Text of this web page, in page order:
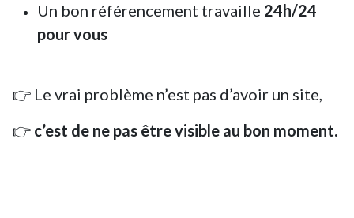
Un bon référencement travaille 24h/24
pour vous
👉 Le vrai problème n’est pas d’avoir un site,
👉 c’est de ne pas être visible au bon moment.